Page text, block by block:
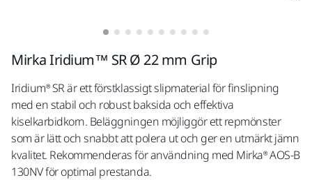
Mirka Iridium™ SR Ø 22 mm Grip
Iridium® SR är ett förstklassigt slipmaterial för finslipning
med en stabil och robust baksida och effektiva
kiselkarbidkorn. Beläggningen möjliggör ett repmönster
som är lätt och snabbt att polera ut och ger en utmärkt jämn
kvalitet. Rekommenderas för användning med Mirka® AOS-B
130NV för optimal prestanda.